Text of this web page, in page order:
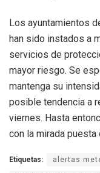
Los ayuntamientos
han sido instados a
servicios de
mayor riesgo. Se
mantenga su
posible tendencia a
viernes. Hasta
con la mirada
Etiquetas: alertas